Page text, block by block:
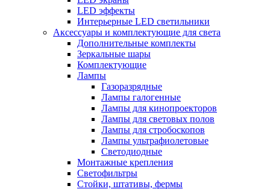
LED эффекты
Интерьерные LED светильники
Аксессуары и комплектующие для света
Дополнительные комплекты
Зеркальные шары
Комплектующие
Лампы
Газоразрядные
Лампы галогенные
Лампы для кинопроекторов
Лампы для световых полов
Лампы для стробоскопов
Лампы ультрафиолетовые
Светодиодные
Монтажные крепления
Светофильтры
Стойки, штативы, фермы